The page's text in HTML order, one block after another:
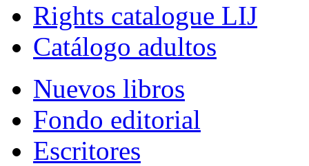
Rights catalogue LIJ
Catálogo adultos
Nuevos libros
Fondo editorial
Escritores